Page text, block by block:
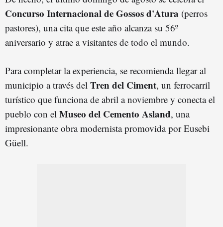
Concurso Internacional de Gossos d'Atura (perros
pastores), una cita que este año alcanza su 56º
aniversario y atrae a visitantes de todo el mundo.
Para completar la experiencia, se recomienda llegar al
municipio a través del Tren del Ciment, un ferrocarril
turístico que funciona de abril a noviembre y conecta el
pueblo con el Museo del Cemento Asland, una
impresionante obra modernista promovida por Eusebi
Güell.